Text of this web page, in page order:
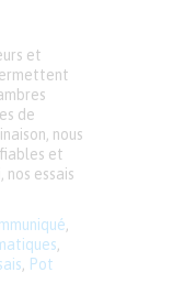
Pot
et
de
nous
et
nos essais